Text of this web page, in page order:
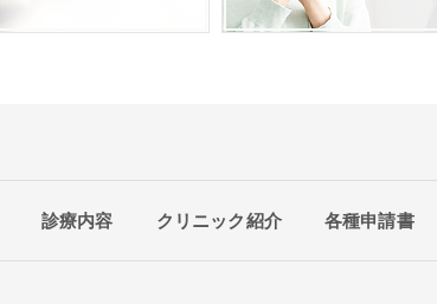
診療内容 クリニック紹介 各種申請書